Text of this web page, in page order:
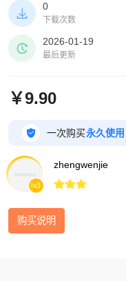

0
下载次数

2026-01-19
最后更新
￥9.90
 一次购买永久使用
lv3
zhengwenjie

购买说明